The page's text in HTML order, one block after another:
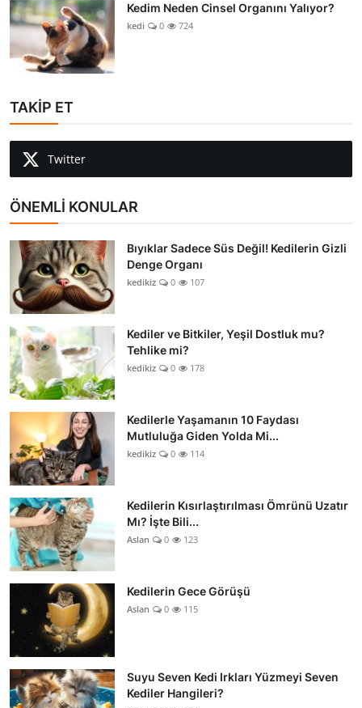
Kedim Neden Cinsel Organını Yalıyor?
kedi 0 724
TAKİP ET
Twitter
ÖNEMLİ KONULAR
Bıyıklar Sadece Süs Değil! Kedilerin Gizli
Denge Organı
kedikiz 0 107
Kediler ve Bitkiler, Yeşil Dostluk mu?
Tehlike mi?
kedikiz 0 178
Kedilerle Yaşamanın 10 Faydası
Mutluluğa Giden Yolda Mi...
kedikiz 0 114
Kedilerin Kısırlaştırılması Ömrünü Uzatır
Mı? İşte Bili...
Aslan 0 123
Kedilerin Gece Görüşü
Aslan 0 115
Suyu Seven Kedi Irkları Yüzmeyi Seven
Kediler Hangileri?